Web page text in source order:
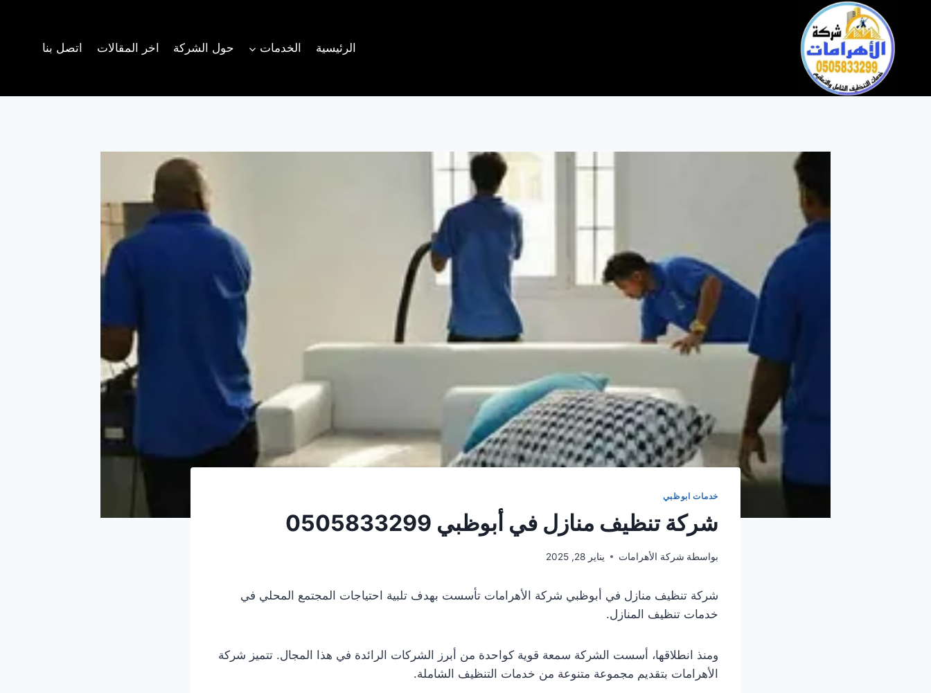
المحتوى
الرئيسية الخدمات حول الشركة اخر المقالات اتصل بنا
خدمات ابوظبي
شركة تنظيف منازل في أبوظبي 0505833299
بواسطة شركة الأهرامات يناير 28, 2025
شركة تنظيف منازل في أبوظبي شركة الأهرامات تأسست بهدف تلبية احتياجات المجتمع المحلي في
خدمات تنظيف المنازل.
ومنذ انطلاقها، أسست الشركة سمعة قوية كواحدة من أبرز الشركات الرائدة في هذا المجال. تتميز شركة
الأهرامات بتقديم مجموعة متنوعة من خدمات التنظيف الشاملة.